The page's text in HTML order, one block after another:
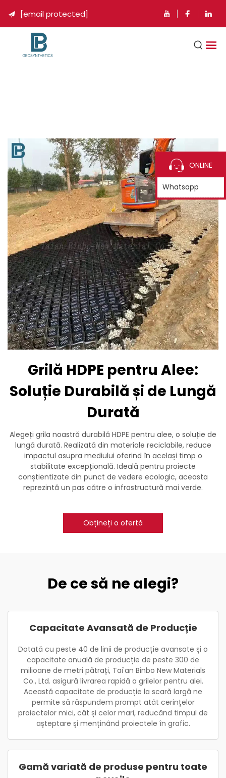
 [email protected]
Grilă HDPE pentru Alee:
Soluție Durabilă și de Lungă
Durată
Alegeți grila noastră durabilă HDPE pentru alee, o soluție de
lungă durată. Realizată din materiale reciclabile, reduce
impactul asupra mediului oferind în același timp o
stabilitate excepțională. Ideală pentru proiecte
conștientizate din punct de vedere ecologic, aceasta
reprezintă un pas către o infrastructură mai verde.
Obțineți o ofertă
De ce să ne alegi?
Capacitate Avansată de Producție
Dotată cu peste 40 de linii de producție avansate și o
capacitate anuală de producție de peste 300 de
milioane de metri pătrați, Tai'an Binbo New Materials
Co., Ltd. asigură livrarea rapidă a grilelor pentru alei.
Această capacitate de producție la scară largă ne
permite să răspundem prompt atât cerințelor
proiectelor mici, cât și celor mari, reducând timpul de
așteptare și menținând proiectele în grafic.
Gamă variată de produse pentru toate
ONLINE
Whatsapp